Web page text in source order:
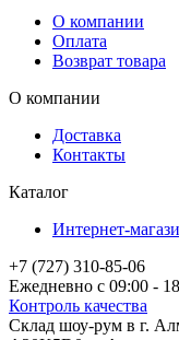
О компании
Оплата
Возврат товара
О компании
Доставка
Контакты
Каталог
Интернет-
+7 (727) 310-85-06
Ежедневно с 09:00 -
Контроль качества
Склад шоу-рум в г.